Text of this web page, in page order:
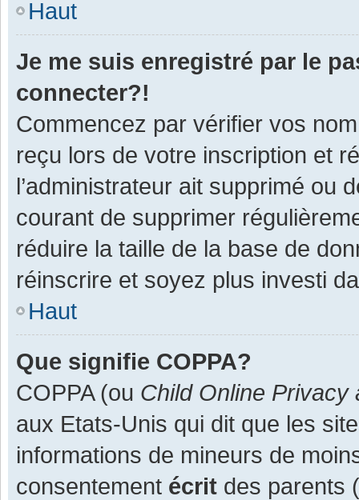
Haut
Je me suis enregistré par le
connecter?!
Commencez par vérifier vos
reçu lors de votre inscription et
l’administrateur ait supprimé ou
courant de supprimer
réduire la taille de la base de
réinscrire et soyez plus investi
Haut
Que signifie COPPA?
COPPA (ou Child Online Privacy
aux Etats-Unis qui dit que les
informations de mineurs de
consentement écrit des parents